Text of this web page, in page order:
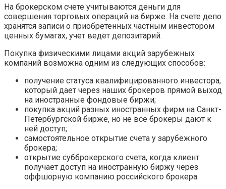
На брокерском счете учитываются деньги для
совершения торговых операций на бирже. На счете депо
хранятся записи о приобретенных частным инвестором
ценных бумагах, учет ведет депозитарий.
Покупка физическими лицами акций зарубежных
компаний возможна одним из следующих способов:
получение статуса квалифицированного инвестора,
который дает через наших брокеров прямой выход
на иностранные фондовые биржи;
покупка акций разных иностранных фирм на Санкт-
Петербургской бирже, но не все брокеры дают к
ней доступ;
самостоятельное открытие счета у зарубежного
брокера;
открытие субброкерского счета, когда клиент
получает доступ на иностранную биржу через
оффшорную компанию российского брокера.